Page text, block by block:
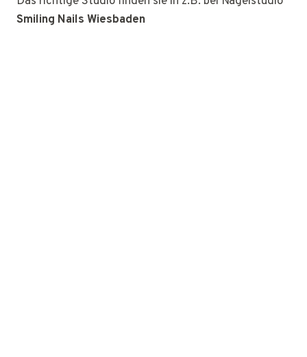
Smiling Nails Wiesbaden